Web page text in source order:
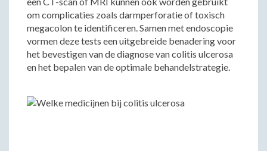
om complicaties zoals darmperforatie of toxisch
megacolon te identificeren. Samen met endoscopie
vormen deze tests een uitgebreide benadering voor
het bevestigen van de diagnose van colitis ulcerosa
en het bepalen van de optimale behandelstrategie.